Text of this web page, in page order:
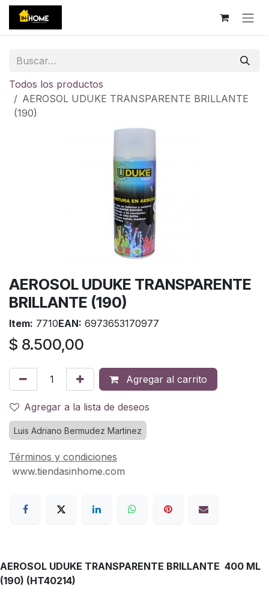
Ir al contenido
Todos los productos
AEROSOL UDUKE TRANSPARENTE BRILLANTE
(190)
AEROSOL UDUKE TRANSPARENTE
BRILLANTE (190)
Item: 7710EAN: 6973653170977
$ 8.500,00
Agregar al carrito
Agregar a la lista de deseos
Luis Adriano Bermudez Martinez
Términos y condiciones
www.tiendasinhome.com
AEROSOL UDUKE TRANSPARENTE BRILLANTE 400 ML
(190) (HT40214)